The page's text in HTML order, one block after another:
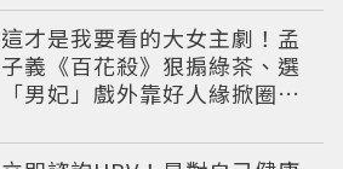
這才是我要看的大女主劇！孟
子義《百花殺》狠搧綠茶、選
「男妃」戲外靠好人緣掀圈內